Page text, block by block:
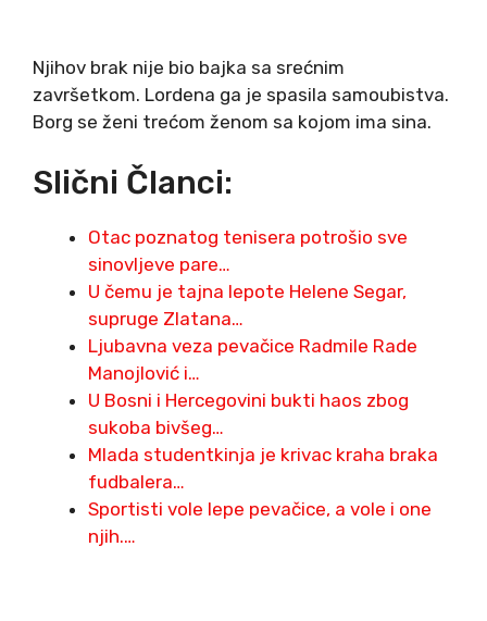
Njihov brak nije bio bajka sa srećnim
završetkom. Lordena ga je spasila samoubistva.
Borg se ženi trećom ženom sa kojom ima sina.
Slični Članci:
Otac poznatog tenisera potrošio sve
sinovljeve pare…
U čemu je tajna lepote Helene Segar,
supruge Zlatana…
Ljubavna veza pevačice Radmile Rade
Manojlović i…
U Bosni i Hercegovini bukti haos zbog
sukoba bivšeg…
Mlada studentkinja je krivac kraha braka
fudbalera…
Sportisti vole lepe pevačice, a vole i one
njih.…